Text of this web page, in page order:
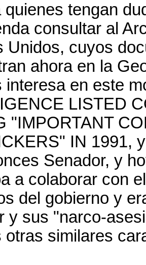
quienes tengan
consultar al
Unidos, cuyos
ahora en la
interesa en este
LISTED
"IMPORTANT
IN 1991,
Senador, y
a colaborar con
del gobierno y
y sus "narco-
otras similares